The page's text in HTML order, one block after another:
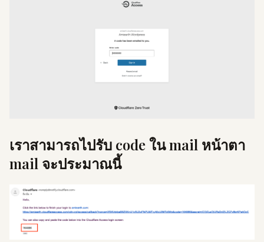
เราสามารถไปรับ code ใน mail หน้าตา
mail จะประมาณนี้